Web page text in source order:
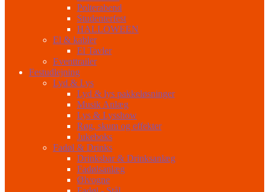
Polterabend
Studenterfest
HALLOWEEN
El & kabler
El Tavler
Eventtrailer
Festudlejning
Lyd & Lys
Lyd & lys pakkeløsninger
Musik Anlæg
Lys & Lysshow
Røg, skum og effekter
Jukeboks
Fadøl & Drinks
Drinksbar & Drinksanlæg
Fadølsanlæg
Ølvogne